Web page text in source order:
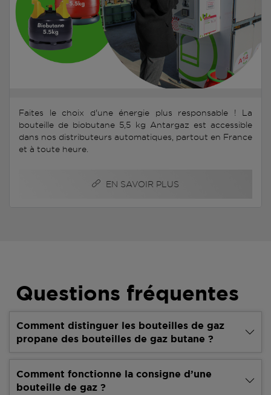
Faites le choix d'une énergie plus responsable ! La
bouteille de biobutane 5,5 kg Antargaz est accessible
dans nos distributeurs automatiques, partout en France
et à toute heure.
EN SAVOIR PLUS
Questions fréquentes
Comment distinguer les bouteilles de gaz
propane des bouteilles de gaz butane ?
Comment fonctionne la consigne d’une
bouteille de gaz ?